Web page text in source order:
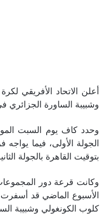
أعلن الاتحاد الأفريقي
وشبيبة الساورة
بتوقيت القاهرة بالجولة
وكانت قرعة دور المجموعات
الأسبوع الماضي قد
كلوب الكونغولي وشبيبة